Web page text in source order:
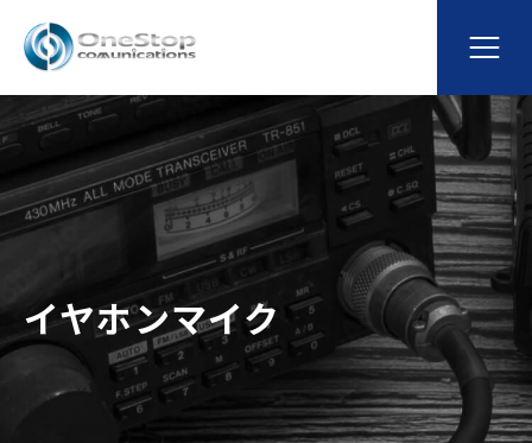
イヤホンマイク